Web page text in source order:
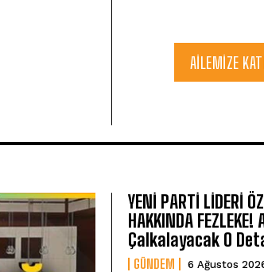
AILEMIZE
YENİ PARTİ LİDERİ
HAKKINDA FEZLEKE!
Çalkalayacak O
GÜNDEM 6 Ağustos